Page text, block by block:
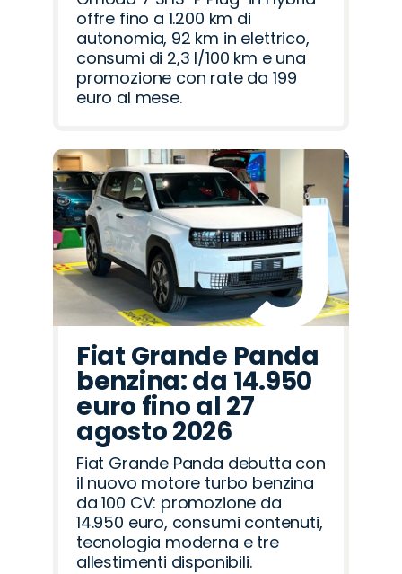
offre fino a 1.200 km di
autonomia, 92 km in elettrico,
consumi di 2,3 l/100 km e una
promozione con rate da 199
euro al mese.
Fiat Grande Panda
benzina: da 14.950
euro fino al 27
agosto 2026
Fiat Grande Panda debutta con
il nuovo motore turbo benzina
da 100 CV: promozione da
14.950 euro, consumi contenuti,
tecnologia moderna e tre
allestimenti disponibili.